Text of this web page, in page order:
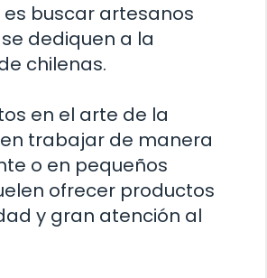
buscar artesanos
dediquen a la
chilenas.
en el arte de la
trabajar de manera
o en pequeños
ofrecer productos
y gran atención al